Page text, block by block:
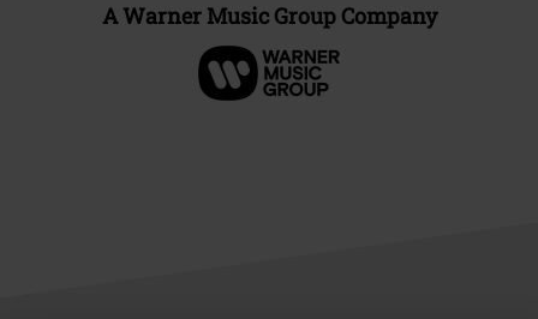
A Warner Music Group Company